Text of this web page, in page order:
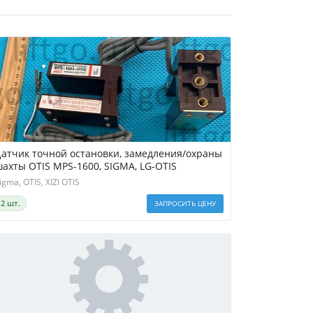
точной остановки, замедления/охраны
OTIS MPS-1600, SIGMA, LG-OTIS
OTIS, XIZI OTIS
2 шт. ЗАПРОСИТЬ ЦЕНУ